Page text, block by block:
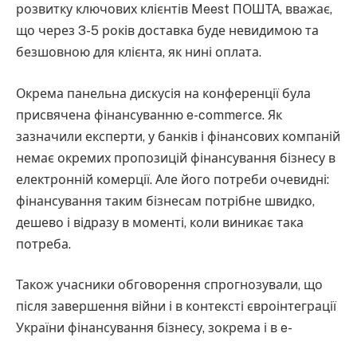
розвитку ключових клієнтів Meest ПОШТА, вважає,
що через 3-5 років доставка буде невидимою та
безшовною для клієнта, як нині оплата.
Окрема панельна дискусія на конференції була
присвячена фінансуванню e-commerce. Як
зазначили експерти, у банків і фінансових компаній
немає окремих пропозицій фінансування бізнесу в
електронній комерції. Але його потреби очевидні:
фінансування таким бізнесам потрібне швидко,
дешево і відразу в моменті, коли виникає така
потреба.
Також учасники обговорення спрогнозували, що
після завершення війни і в контексті євроінтеграції
України фінансування бізнесу, зокрема і в e-